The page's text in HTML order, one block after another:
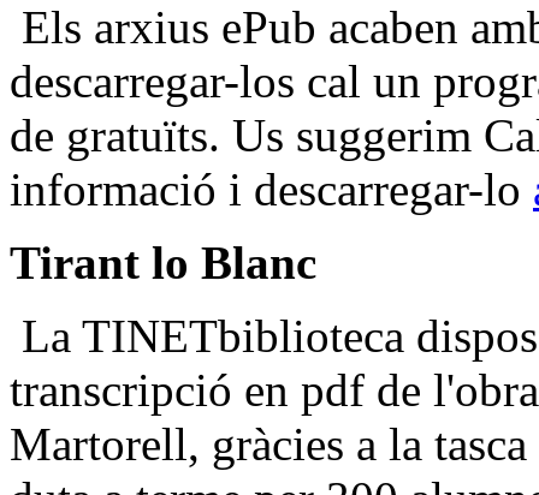
Els arxius ePub acaben
descarregar-los cal un
de gratuïts. Us suggerim
informació i descarregar-lo
Tirant lo Blanc
La TINETbiblioteca
transcripció en pdf de
Martorell, gràcies a la